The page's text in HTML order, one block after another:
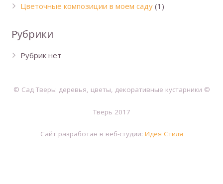
Цветочные композиции в моем саду (1)
Рубрики
Рубрик нет
© Сад Тверь: деревья, цветы, декоративные кустарники ©
Тверь 2017
Сайт разработан в веб-студии: Идея Стиля